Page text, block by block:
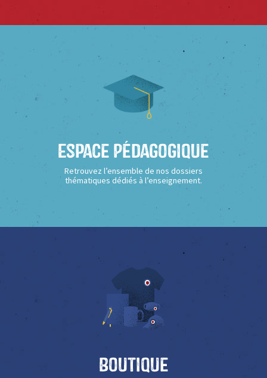
Espace Pédagogique
Retrouvez l’ensemble de nos dossiers
thématiques dédiés à l’enseignement.
Boutique